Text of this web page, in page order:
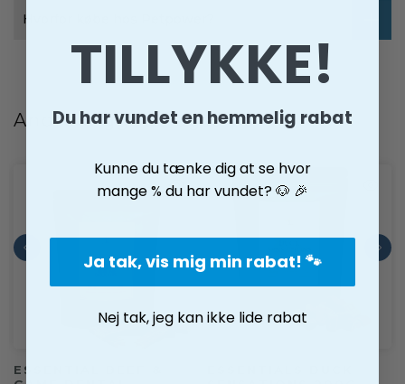
Hvorfor købe hos Petpower?
Andre kiggede også på
ESSENTIAL BEEF &
TILLYKKE!
Du har vundet en hemmelig rabat
Kunne du tænke dig at se hvor
mange % du har vundet? 🐶 🎉
Ja tak, vis mig min rabat! 🐾
Nej tak, jeg kan ikke lide rabat